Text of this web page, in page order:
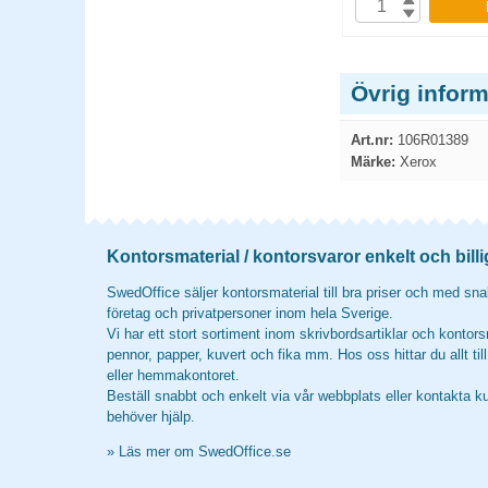
Övrig
Art.nr: 106R01389
Märke: Xerox
Kontorsmaterial / kontorsvaror enkelt och
SwedOffice säljer kontorsmaterial till bra priser och med
företag och privatpersoner inom hela Sverige.
Vi har ett stort sortiment inom skrivbordsartiklar och
pennor, papper, kuvert och fika mm. Hos oss hittar du allt
eller hemmakontoret.
Beställ snabbt och enkelt via vår webbplats eller kontakta
behöver hjälp.
» Läs mer om SwedOffice.se